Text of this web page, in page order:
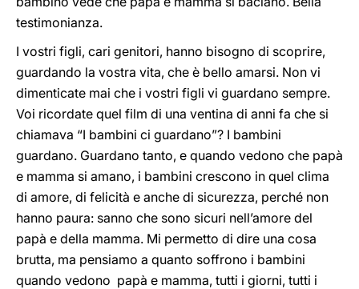
testimonianza.
I vostri figli, cari genitori, hanno bisogno di scoprire,
guardando la vostra vita, che è bello amarsi. Non vi
dimenticate mai che i vostri figli vi guardano sempre.
Voi ricordate quel film di una ventina di anni fa che si
chiamava “I bambini ci guardano”? I bambini
guardano. Guardano tanto, e quando vedono che papà
e mamma si amano, i bambini crescono in quel clima
di amore, di felicità e anche di sicurezza, perché non
hanno paura: sanno che sono sicuri nell’amore del
papà e della mamma. Mi permetto di dire una cosa
brutta, ma pensiamo a quanto soffrono i bambini
quando vedono papà e mamma, tutti i giorni, tutti i